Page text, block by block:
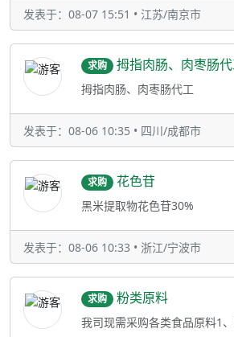
发表于：08-07 15:51 • 江苏/南京市
求购 拇指肉肠、肉枣肠
拇指肉肠、肉枣肠代工
发表于：08-06 10:35 • 四川/成都市
求购 花色苷
黑米提取物花色苷30%
发表于：08-06 10:33 • 浙江/宁波市
求购 粉类原料